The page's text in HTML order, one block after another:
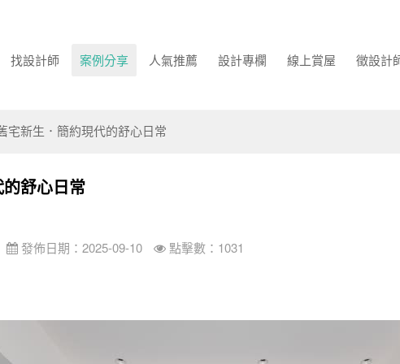
找設計師 案例分享 人氣推薦 設計專欄 線上賞屋 徵設計
宅新生．簡約現代的舒心日常
舒心日常
發佈日期：2025-09-10 點擊數：1031